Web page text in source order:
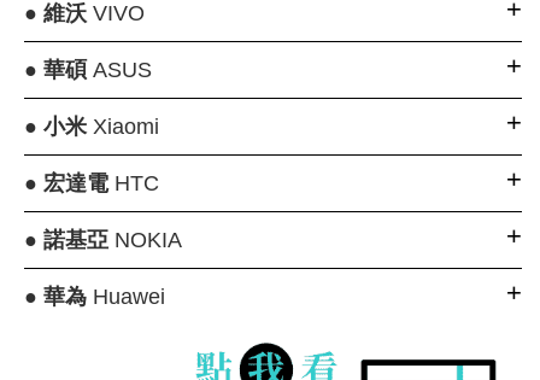
● 維沃VIVO
● 華碩 ASUS
● 小米Xiaomi
● 宏達電HTC
● 諾基亞NOKIA
● 華為Huawei